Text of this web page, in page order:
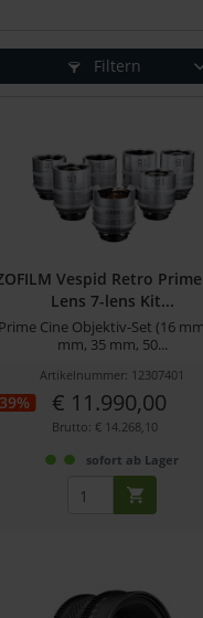
Filtern
Vespid Retro
Lens 7-lens Kit...
Prime Cine Objektiv-Set (16
mm, 35 mm, 50...
Artikelnummer: 12307401
€ 11.990,00
Brutto: € 14.268,10
sofort ab Lager